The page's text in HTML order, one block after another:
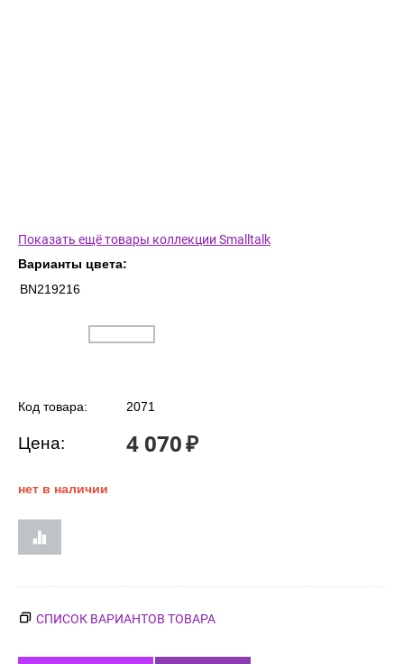
Показать ещё товары коллекции Smalltalk
Варианты цвета:
BN219216
Код товара: 2071
Цена: 4 070₽
нет в наличии
СПИСОК ВАРИАНТОВ ТОВАРА